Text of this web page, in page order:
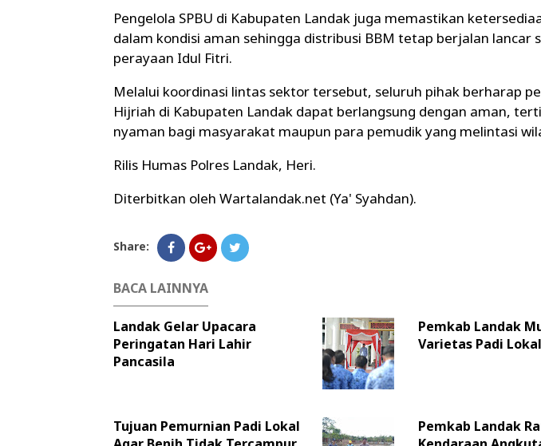
Pengelola SPBU di Kabupaten Landak juga memastikan
dalam kondisi aman sehingga distribusi BBM tetap berjalan lancar
perayaan Idul Fitri.
Melalui koordinasi lintas sektor tersebut, seluruh pihak berharap
Hijriah di Kabupaten Landak dapat berlangsung dengan aman,
nyaman bagi masyarakat maupun para pemudik yang melintasi
Rilis Humas Polres Landak, Heri.
Diterbitkan oleh Wartalandak.net (Ya' Syahdan).
Share:
BACA LAINNYA
Landak Gelar Upacara
Peringatan Hari Lahir
Pancasila
Pemkab Landak
Varietas Padi Lokal
Tujuan Pemurnian Padi Lokal
Pemkab Landak